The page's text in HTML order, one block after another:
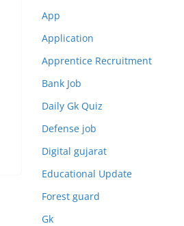
App
Application
Apprentice Recruitment
Bank Job
Daily Gk Quiz
Defense job
Digital gujarat
Educational Update
Forest guard
Gk